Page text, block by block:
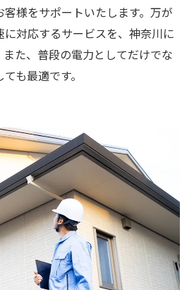
様をサポートいたします。万が
対応するサービスを、神奈川に
た、普段の電力としてだけでな
も最適です。